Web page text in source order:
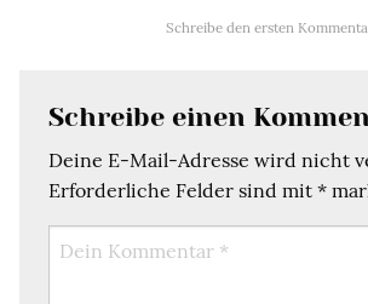
Schreibe den ersten
Schreibe einen
Deine E-Mail-Adresse wird nicht
Erforderliche Felder sind mit *